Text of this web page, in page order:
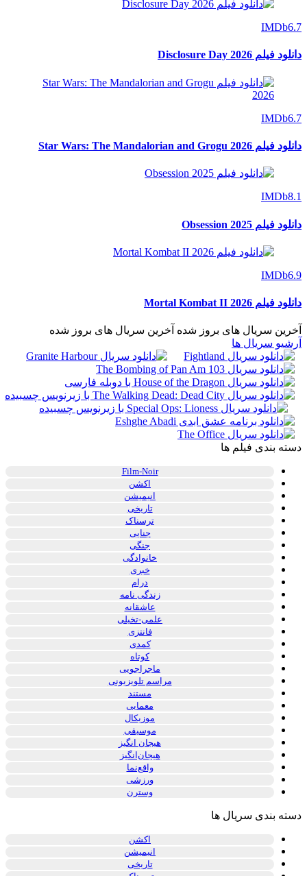
IMDb6.7
دانلود فیلم Disclosure Day 2026
IMDb6.7
دانلود فیلم Star Wars: The Mandalorian and Grogu 2026
IMDb8.1
دانلود فیلم Obsession 2025
IMDb6.9
دانلود فیلم Mortal Kombat II 2026
آخرین سریال های بروز شده آخرین سریال های بروز شده
آرشیو سریال ها
دسته بندی فیلم ها
Film-Noir
اکشن
انیمیشن
تاریخی
ترسناک
جنایی
جنگی
خانوادگی
خبری
درام
زندگی نامه
عاشقانه
علمی-تخیلی
فانتزی
کمدی
کوتاه
ماجراجویی
مراسم تلویزیونی
مستند
معمایی
موزیکال
موسیقی
هیجان انگیز
هیجان‌انگیز
واقع‌نما
ورزشی
وسترن
دسته بندی سریال ها
اکشن
انیمیشن
تاریخی